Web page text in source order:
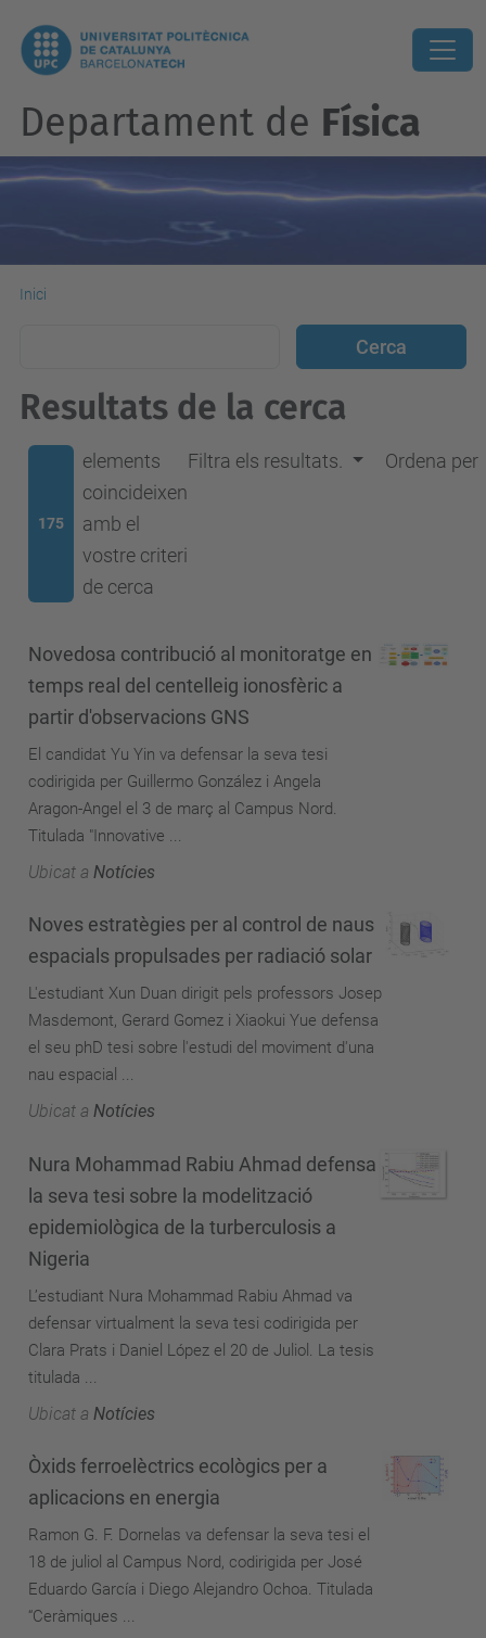
Departament de Física
Inici
Resultats de la cerca
175
elements
coincideixen
amb el
vostre criteri
de cerca
Filtra els resultats. Ordena per
Novedosa contribució al monitoratge en
temps real del centelleig ionosfèric a
partir d'observacions GNS
El candidat Yu Yin va defensar la seva tesi
codirigida per Guillermo González i Angela
Aragon-Angel el 3 de març al Campus Nord.
Titulada "Innovative ...
Ubicat a Notícies
Noves estratègies per al control de naus
espacials propulsades per radiació solar
L'estudiant Xun Duan dirigit pels professors Josep
Masdemont, Gerard Gomez i Xiaokui Yue defensa
el seu phD tesi sobre l'estudi del moviment d'una
nau espacial ...
Ubicat a Notícies
Nura Mohammad Rabiu Ahmad defensa
la seva tesi sobre la modelització
epidemiològica de la turberculosis a
Nigeria
L’estudiant Nura Mohammad Rabiu Ahmad va
defensar virtualment la seva tesi codirigida per
Clara Prats i Daniel López el 20 de Juliol. La tesis
titulada ...
Ubicat a Notícies
Òxids ferroelèctrics ecològics per a
aplicacions en energia
Ramon G. F. Dornelas va defensar la seva tesi el
18 de juliol al Campus Nord, codirigida per José
Eduardo García i Diego Alejandro Ochoa. Titulada
“Ceràmiques ...